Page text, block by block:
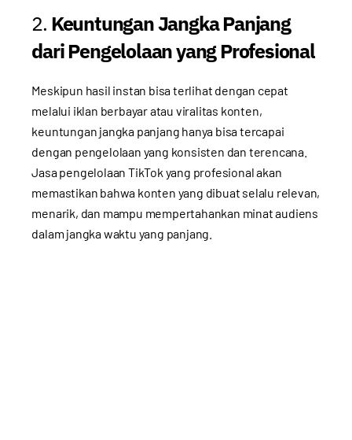
2. Keuntungan Jangka Panjang
dari Pengelolaan yang Profesional
Meskipun hasil instan bisa terlihat dengan cepat
melalui iklan berbayar atau viralitas konten,
keuntungan jangka panjang hanya bisa tercapai
dengan pengelolaan yang konsisten dan terencana.
Jasa pengelolaan TikTok yang profesional akan
memastikan bahwa konten yang dibuat selalu relevan,
menarik, dan mampu mempertahankan minat audiens
dalam jangka waktu yang panjang.